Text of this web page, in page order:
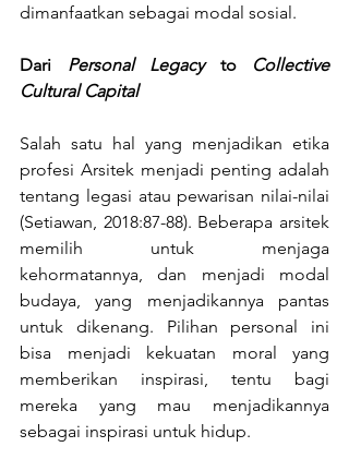
dimanfaatkan sebagai modal sosial.
Dari Personal Legacy to
Collective
Cultural Capital
Salah satu hal yang menjadikan etika
profesi Arsitek menjadi penting adalah
tentang legasi atau pewarisan nilai-nilai
(Setiawan, 2018:87-88). Beberapa arsitek
memilih untuk menjaga
kehormatannya, dan menjadi modal
budaya, yang menjadikannya pantas
untuk dikenang. Pilihan personal ini
bisa menjadi kekuatan moral yang
memberikan inspirasi, tentu bagi
mereka yang mau menjadikannya
sebagai inspirasi untuk hidup.